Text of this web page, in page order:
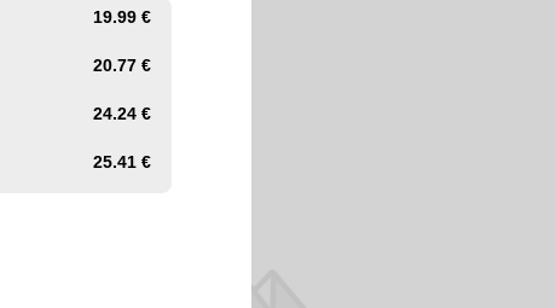
19.99 €
20.77 €
24.24 €
25.41 €